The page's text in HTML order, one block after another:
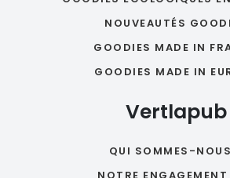
NOUVEAUTÉS
GOODIES MADE IN
GOODIES MADE IN
Vertlapub
QUI SOMMES-